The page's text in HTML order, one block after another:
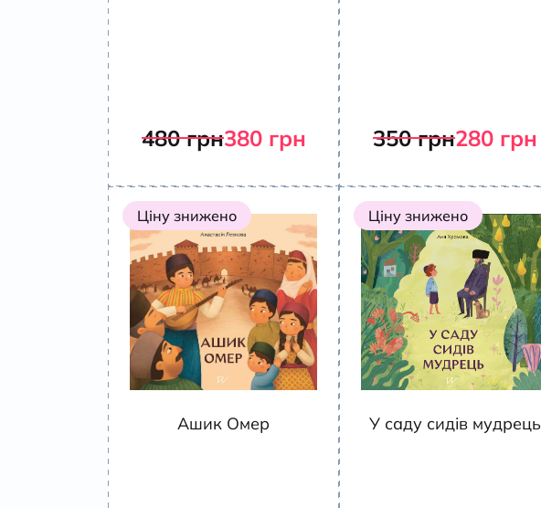
480грн380 грн 350грн280 грн
Ціну знижено
Ашик Омер
Ціну знижено
У саду сидів мудрець